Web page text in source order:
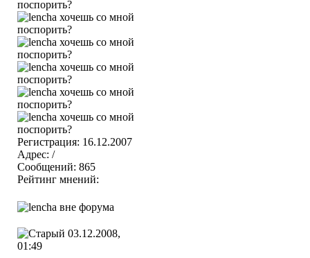
Регистрация: 16.12.2007
Адрес: /
Сообщений: 865
Рейтинг мнений:
03.12.2008,
01:49